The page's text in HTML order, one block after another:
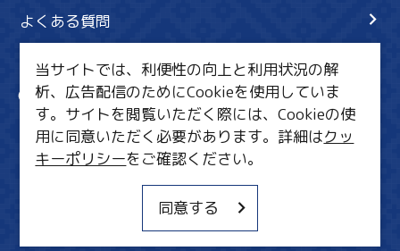
よくある質問
サイト内検索
共有
行きたいリスト
MICE・教育・観光事業者の皆様へ
当サイトでは、利便性の向上と利用状況の解
析、広告配信のためにCookieを使用していま
す。サイトを閲覧いただく際には、Cookieの使
用に同意いただく必要があります。詳細はクッ
キーポリシーをご確認ください。
同意する